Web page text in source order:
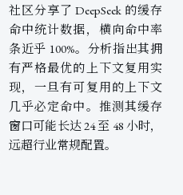
社区分享了 DeepSeek 的缓存
命中统计数据，横向命中率
条近乎 100%。分析指出其拥
有严格最优的上下文复用实
现，一旦有可复用的上下文
几乎必定命中。推测其缓存
窗口可能长达 24 至 48 小时，
远超行业常规配置。